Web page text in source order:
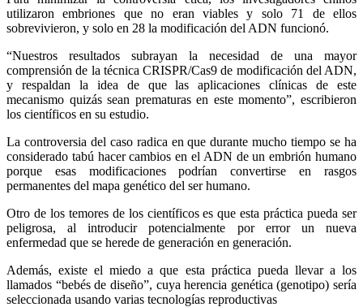
utilizaron embriones que no eran viables y solo 71 de ellos
sobrevivieron, y solo en 28 la modificación del ADN funcionó.
“Nuestros resultados subrayan la necesidad de una mayor
comprensión de la técnica CRISPR/Cas9 de modificación del ADN,
y respaldan la idea de que las aplicaciones clínicas de este
mecanismo quizás sean prematuras en este momento”, escribieron
los científicos en su estudio.
La controversia del caso radica en que durante mucho tiempo se ha
considerado tabú hacer cambios en el ADN de un embrión humano
porque esas modificaciones podrían convertirse en rasgos
permanentes del mapa genético del ser humano.
Otro de los temores de los científicos es que esta práctica pueda ser
peligrosa, al introducir potencialmente por error un nueva
enfermedad que se herede de generación en generación.
Además, existe el miedo a que esta práctica pueda llevar a los
llamados “bebés de diseño”, cuya herencia genética (genotipo) sería
seleccionada usando varias tecnologías reproductivas